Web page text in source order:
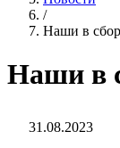
/
Наши в
Наши в
31.08.2023